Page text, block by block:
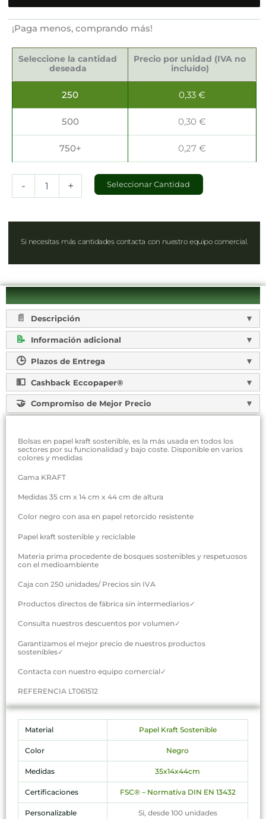
¡Paga menos, comprando más!
Seleccione la cantidad
deseada
Precio por unidad (IVA no
incluído)
250 0,33€
500 0,30€
750+ 0,27€
-
Kraft
35x14x44cm
+ Seleccionar Cantidad
Si necesitas más cantidades contacta con nuestro equipo comercial.
Descripción
Información adicional
Plazos de Entrega
Cashback Eccopaper®
Compromiso de Mejor Precio
Bolsas en papel kraft sostenible, es la más usada en todos los
sectores por su funcionalidad y bajo coste. Disponible en varios
colores y medidas
Gama KRAFT
Medidas 35 cm x 14 cm x 44 cm de altura
Color negro con asa en papel retorcido resistente
Papel kraft sostenible y reciclable
Materia prima procedente de bosques sostenibles y respetuosos
con el medioambiente
Caja con 250 unidades/ Precios sin IVA
Productos directos de fábrica sin intermediarios✓
Consulta nuestros descuentos por volumen✓
Garantizamos el mejor precio de nuestros productos
sostenibles✓
Contacta con nuestro equipo comercial✓
REFERENCIA LT061512
Material Papel Kraft Sostenible
Color Negro
Medidas 35x14x44cm
Certificaciones FSC® – Normativa DIN EN 13432
Personalizable Si, desde 100 unidades